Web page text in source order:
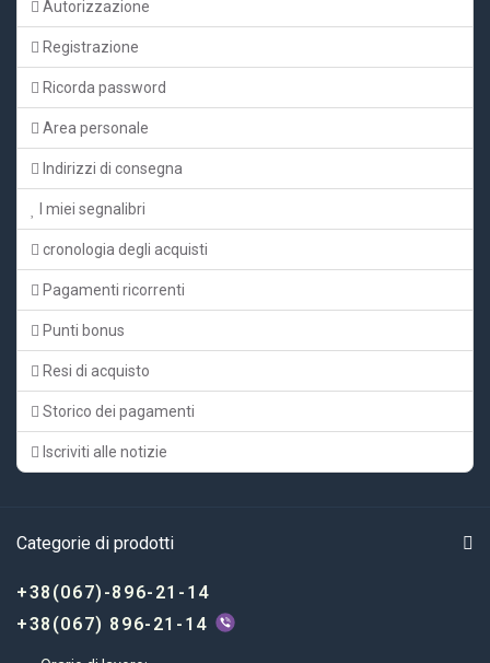
Autorizzazione
Registrazione
Ricorda password
Area personale
Indirizzi di consegna
I miei segnalibri
cronologia degli acquisti
Pagamenti ricorrenti
Punti bonus
Resi di acquisto
Storico dei pagamenti
Iscriviti alle notizie
Categorie di prodotti
+38(067)-896-21-14
+38(067) 896-21-14